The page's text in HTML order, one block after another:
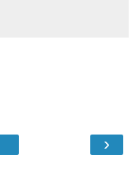
›